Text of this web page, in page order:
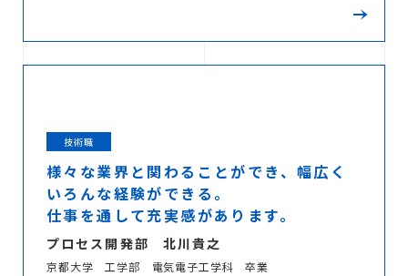
技術職
様々な業界と関わることができ、幅広く
いろんな経験ができる。
仕事を通して充実感があります。
プロセス開発部 北川貴之
京都大学 工学部 電気電子工学科 卒業